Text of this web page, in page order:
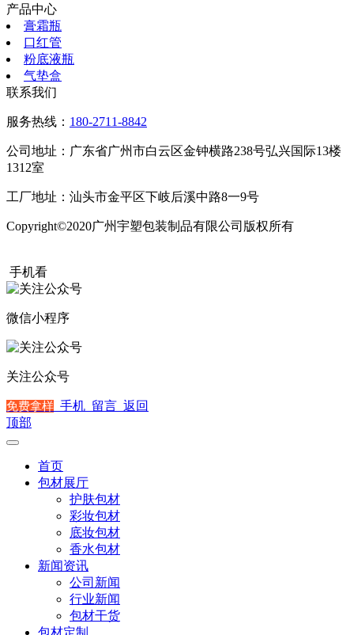
产品中心
膏霜瓶
口红管
粉底液瓶
气垫盒
联系我们
服务热线： 180-2711-8842
公司地址：广东省广州市白云区金钟横路238号弘兴国际13楼
1312室
工厂地址：汕头市金平区下岐后溪中路8一9号
Copyright©2020广州宇塑包装制品有限公司版权所有
手机看
微信小程序
关注公众号
免费拿样 手机 留言 返回
顶部
首页
包材展厅
护肤包材
彩妆包材
底妆包材
香水包材
新闻资讯
公司新闻
行业新闻
包材干货
包材定制